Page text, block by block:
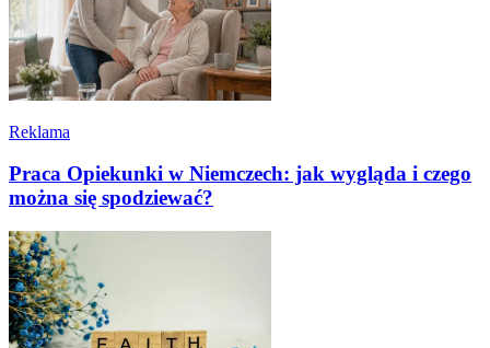
Reklama
Praca Opiekunki w Niemczech: jak wygląda i czego
można się spodziewać?